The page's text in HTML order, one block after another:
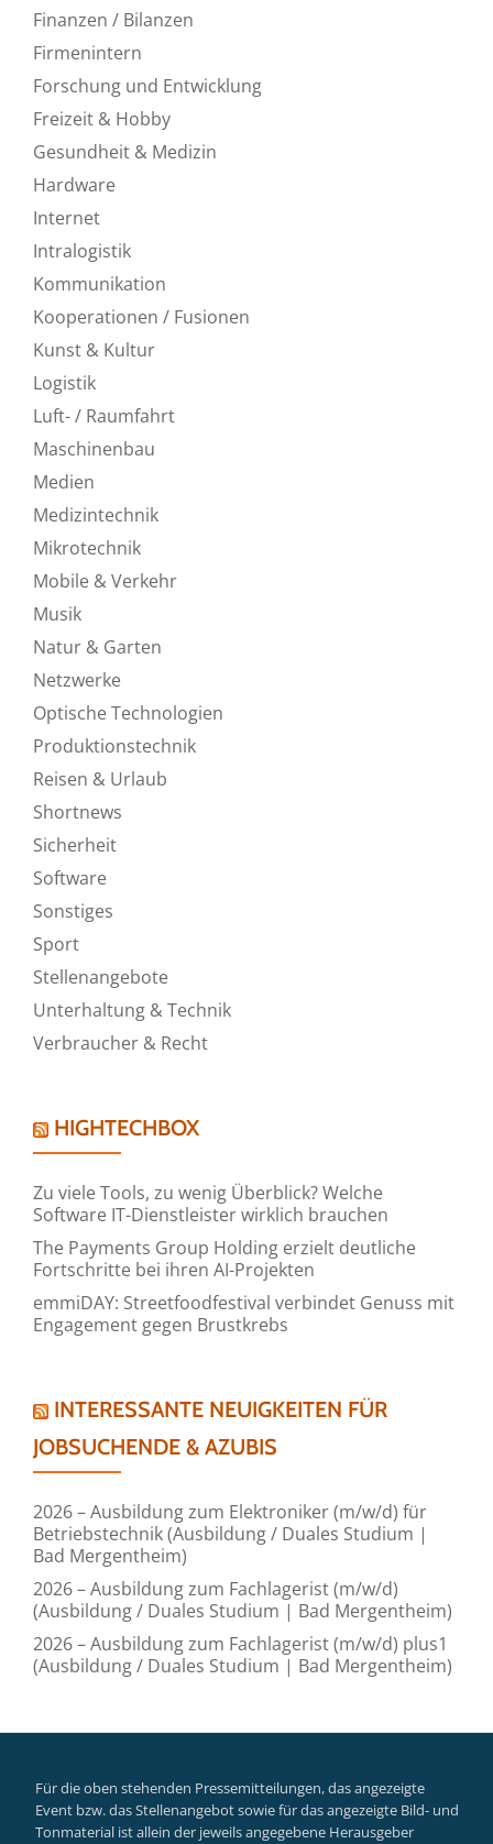
Finanzen / Bilanzen
Firmenintern
Forschung und Entwicklung
Freizeit & Hobby
Gesundheit & Medizin
Hardware
Internet
Intralogistik
Kommunikation
Kooperationen / Fusionen
Kunst & Kultur
Logistik
Luft- / Raumfahrt
Maschinenbau
Medien
Medizintechnik
Mikrotechnik
Mobile & Verkehr
Musik
Natur & Garten
Netzwerke
Optische Technologien
Produktionstechnik
Reisen & Urlaub
Shortnews
Sicherheit
Software
Sonstiges
Sport
Stellenangebote
Unterhaltung & Technik
Verbraucher & Recht
HIGHTECHBOX
Zu viele Tools, zu wenig Überblick? Welche
Software IT-Dienstleister wirklich brauchen
The Payments Group Holding erzielt deutliche
Fortschritte bei ihren AI-Projekten
emmiDAY: Streetfoodfestival verbindet Genuss mit
Engagement gegen Brustkrebs
INTERESSANTE NEUIGKEITEN FÜR
JOBSUCHENDE & AZUBIS
2026 – Ausbildung zum Elektroniker (m/w/d) für
Betriebstechnik (Ausbildung / Duales Studium |
Bad Mergentheim)
2026 – Ausbildung zum Fachlagerist (m/w/d)
(Ausbildung / Duales Studium | Bad Mergentheim)
2026 – Ausbildung zum Fachlagerist (m/w/d) plus1
(Ausbildung / Duales Studium | Bad Mergentheim)
Für die oben stehenden Pressemitteilungen, das angezeigte
Event bzw. das Stellenangebot sowie für das angezeigte Bild- und
Tonmaterial ist allein der jeweils angegebene Herausgeber